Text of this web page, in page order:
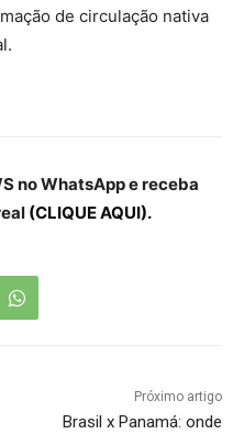
de circulação nativa
no WhatsApp e receba
(CLIQUE AQUI).
Próximo artigo
Brasil x Panamá: onde